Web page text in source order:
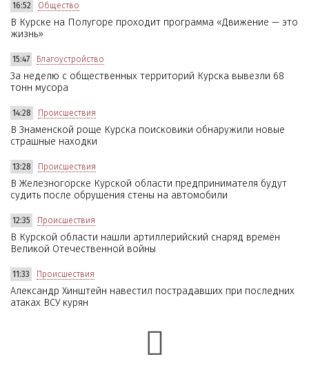
16:52 Общество
В Курске на Полугоре проходит программа «Движение — это
жизнь»
15:47 Благоустройство
За неделю с общественных территорий Курска вывезли 68
тонн мусора
14:28 Происшествия
В Знаменской роще Курска поисковики обнаружили новые
страшные находки
13:28 Происшествия
В Железногорске Курской области предпринимателя будут
судить после обрушения стены на автомобили
12:35 Происшествия
В Курской области нашли артиллерийский снаряд времён
Великой Отечественной войны
11:33 Происшествия
Александр Хинштейн навестил пострадавших при последних
атаках ВСУ курян